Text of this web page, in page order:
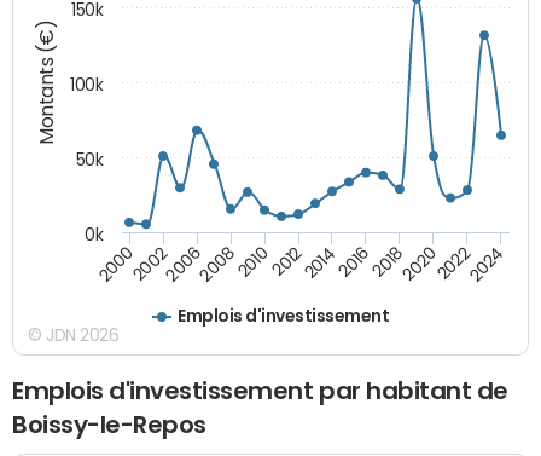
Montants (€)
Emplois d'investissement
200020022006200820102012201420162018202020222024
0k
50k
100k
150k
© JDN 2026
Emplois d'investissement par habitant de
Boissy-le-Repos